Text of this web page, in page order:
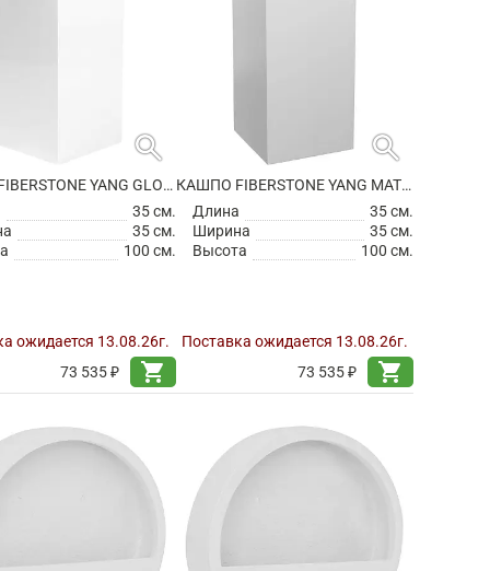
search
КАШПО FIBERSTONE YANG GLOSSY WHITE
35 см.
35 см.
100 см.
ожидается 13.08.26г.
73 535 ₽
shopping_cart
search
КАШПО FIBERSTONE YANG MATT WHITE
Длина
35 см.
Ширина
35 см.
Высота
100 см.
Поставка ожидается 13.08.26г.
73 535 ₽
shopping_cart